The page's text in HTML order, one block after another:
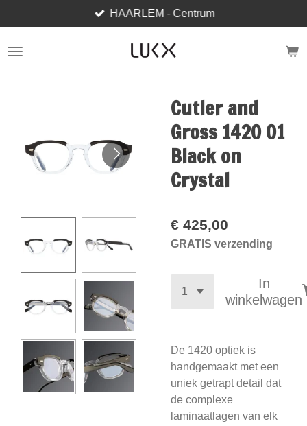
direct
naar
HAARLEM - Centrum
Cutler and
Gross 1420 01
Black on
Crystal
€ 425,00
GRATIS verzending
In
winkelwagen
De 1420 optiek is
handgemaakt met een
uniek getrapt detail dat
de complexe
laminaatlagen van elk